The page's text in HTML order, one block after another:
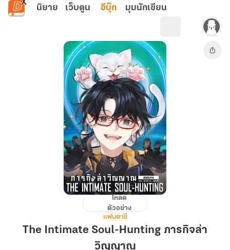
ข้ามไปยังเนื้อหาหลัก
นิยาย เว็บตูน อีบุ๊ก มุมนักเขียน
Intimate
Soul-
โหลด
ตัวอย่าง
แฟนตาซี
The Intimate Soul-Hunting ภารกิจล่า
วิญญาณ